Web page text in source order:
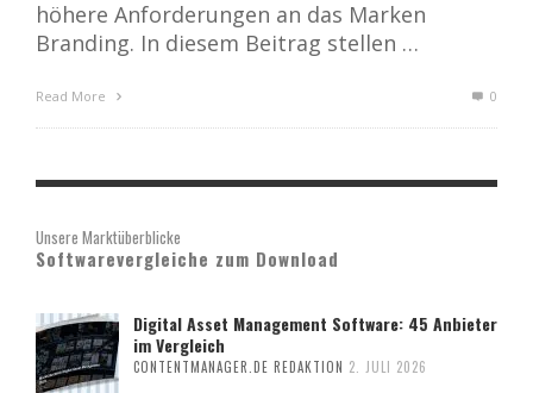
höhere Anforderungen an das Marken
Branding. In diesem Beitrag stellen …
Read More 0
Unsere Marktüberblicke
Softwarevergleiche zum Download
Digital Asset Management Software: 45 Anbieter
im Vergleich
CONTENTMANAGER.DE REDAKTION 2. JULI 2026